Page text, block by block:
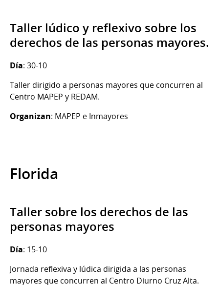
Taller lúdico y reflexivo sobre los
derechos de las personas mayores.
Día: 30-10
Taller dirigido a personas mayores que concurren al
Centro MAPEP y REDAM.
Organizan: MAPEP e Inmayores
Florida
Taller sobre los derechos de las
personas mayores
Día: 15-10
Jornada reflexiva y lúdica dirigida a las personas
mayores que concurren al Centro Diurno Cruz Alta.